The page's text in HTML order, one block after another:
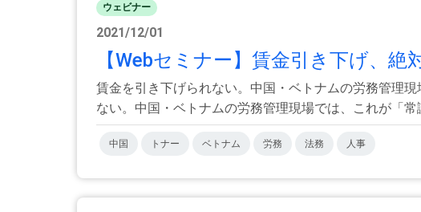
ウェビナー
2021/12/01
【Webセミナー】賃金引き下げ、
賃金を引き下げられない。中国・ベトナムの労務管理
ない。中国・ベトナムの労務管理現場では、これが「常
中国 トナー ベトナム 労務 法務 人事